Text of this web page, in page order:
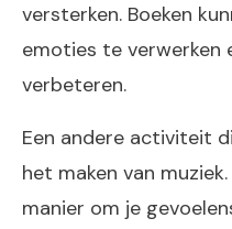
versterken. Boeken
emoties te verwerken
verbeteren.
Een andere activiteit
het maken van
manier om je